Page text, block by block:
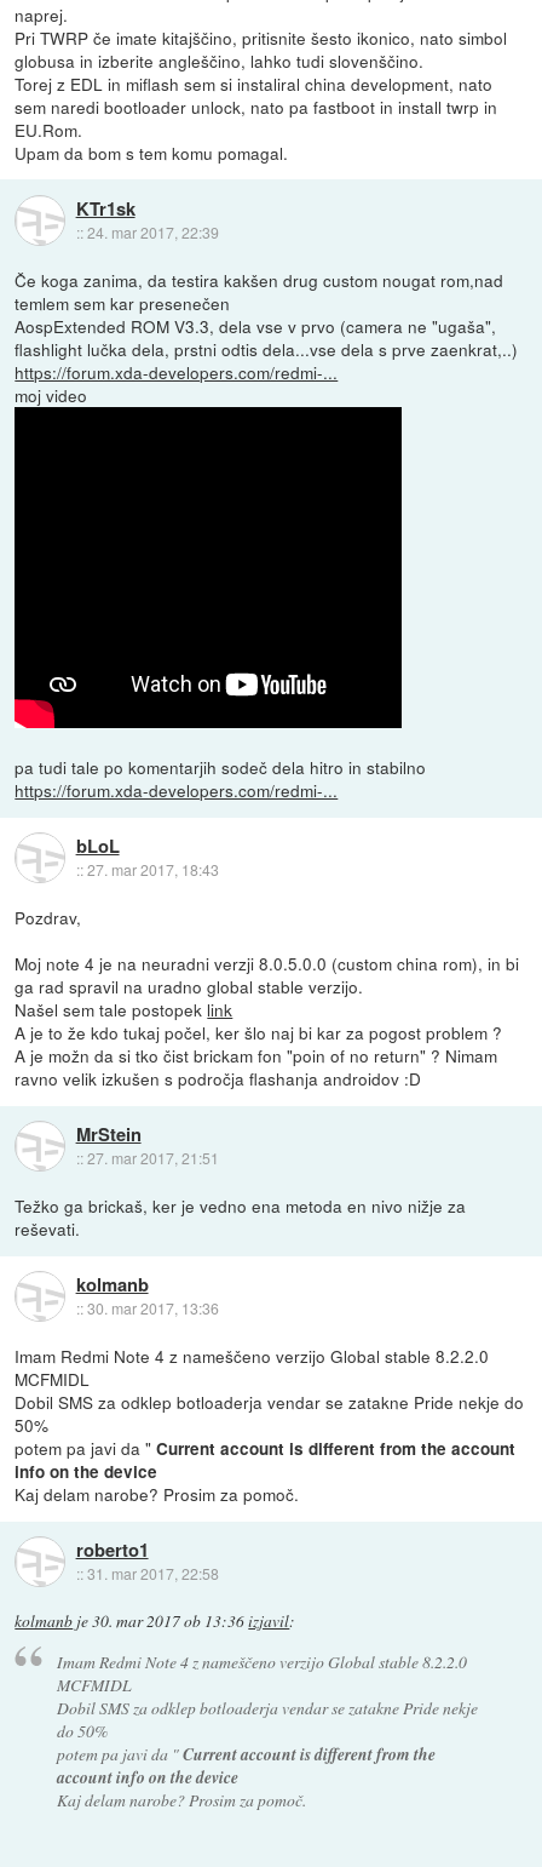
naprej.
Pri TWRP če imate kitajščino, pritisnite šesto ikonico, nato simbol
globusa in izberite angleščino, lahko tudi slovenščino.
Torej z EDL in miflash sem si instaliral china development, nato
sem naredi bootloader unlock, nato pa fastboot in install twrp in
EU.Rom.
Upam da bom s tem komu pomagal.
KTr1sk
::24. mar 2017, 22:39
Če koga zanima, da testira kakšen drug custom nougat rom,nad
temlem sem kar presenečen
AospExtended ROM V3.3, dela vse v prvo (camera ne "ugaša",
flashlight lučka dela, prstni odtis dela...vse dela s prve zaenkrat,..)
https://forum.xda-developers.com/redmi-...
moj video
pa tudi tale po komentarjih sodeč dela hitro in stabilno
https://forum.xda-developers.com/redmi-...
bLoL
::27. mar 2017, 18:43
Pozdrav,
Moj note 4 je na neuradni verzji 8.0.5.0.0 (custom china rom), in bi
ga rad spravil na uradno global stable verzijo.
Našel sem tale postopek link
A je to že kdo tukaj počel, ker šlo naj bi kar za pogost problem ?
A je možn da si tko čist brickam fon "poin of no return" ? Nimam
ravno velik izkušen s področja flashanja androidov :D
MrStein
::27. mar 2017, 21:51
Težko ga brickaš, ker je vedno ena metoda en nivo nižje za
reševati.
kolmanb
::30. mar 2017, 13:36
Imam Redmi Note 4 z nameščeno verzijo Global stable 8.2.2.0
MCFMIDL
Dobil SMS za odklep botloaderja vendar se zatakne Pride nekje do
50%
potem pa javi da "Current account is different from the account
info on the device
Kaj delam narobe? Prosim za pomoč.
roberto1
::31. mar 2017, 22:58
kolmanb je30. mar 2017 ob 13:36izjavil:
Imam Redmi Note 4 z nameščeno verzijo Global stable 8.2.2.0
MCFMIDL
Dobil SMS za odklep botloaderja vendar se zatakne Pride nekje
do 50%
potem pa javi da "Current account is different from the
account info on the device
Kaj delam narobe? Prosim za pomoč.